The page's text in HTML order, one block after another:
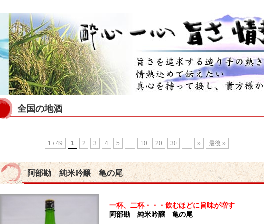
全国の地酒
1 / 49 1 2 3 4 5 ... 10 20 30 ... » 最後 »
阿部勘 純米吟醸 亀の尾
一杯、二杯・・・飲むほどに旨味が増す
阿部勘 純米吟醸 亀の尾
極甘口、低アルコール
季節の酒・秋（ひやおろし、他）
季節の酒・冬（しぼりたて、他）